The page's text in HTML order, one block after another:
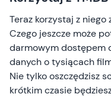
Teraz korzystaj z
Czego jeszcze może
darmowym dostępem
danych o tysiącach
Nie tylko oszczędzisz
krótkim czasie